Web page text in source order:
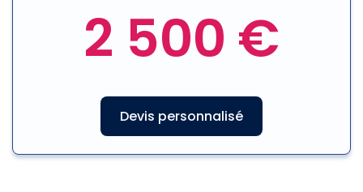
2 500 €
Devis personnalisé